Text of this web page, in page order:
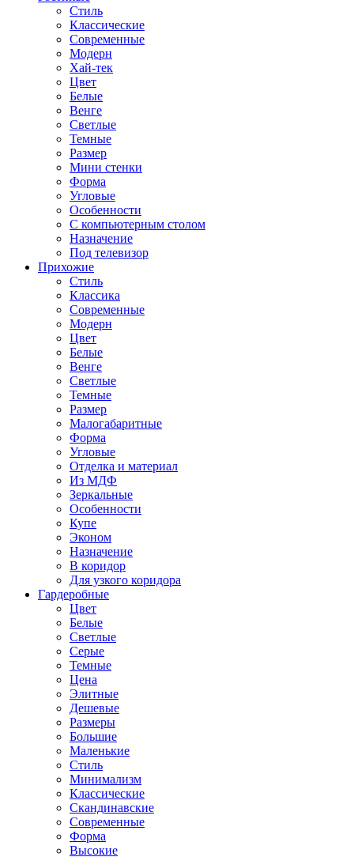
Стиль
Классические
Современные
Модерн
Хай-тек
Цвет
Белые
Венге
Светлые
Темные
Размер
Мини стенки
Форма
Угловые
Особенности
С компьютерным столом
Назначение
Под телевизор
Прихожие
Стиль
Классика
Современные
Модерн
Цвет
Белые
Венге
Светлые
Темные
Размер
Малогабаритные
Форма
Угловые
Отделка и материал
Из МДФ
Зеркальные
Особенности
Купе
Эконом
Назначение
В коридор
Для узкого коридора
Гардеробные
Цвет
Белые
Светлые
Серые
Темные
Цена
Элитные
Дешевые
Размеры
Большие
Маленькие
Стиль
Минимализм
Классические
Скандинавские
Современные
Форма
Высокие